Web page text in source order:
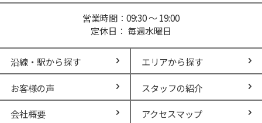
営業時間：09:30 ～ 19:00
定休日： 毎週水曜日
沿線・駅から探す エリアから探す
お客様の声 スタッフの紹介
会社概要 アクセスマップ